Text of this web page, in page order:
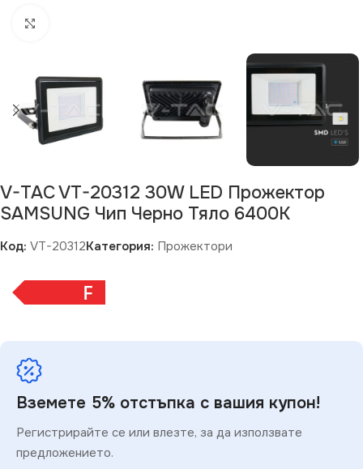
V-TAC VT-20312 30W LED Прожектор
SAMSUNG Чип Черно Тяло 6400K
Код: VT-20312Категория: Прожектори
F
Вземете 5% отстъпка с вашия купон!
Регистрирайте се или влезте, за да използвате
предложението.